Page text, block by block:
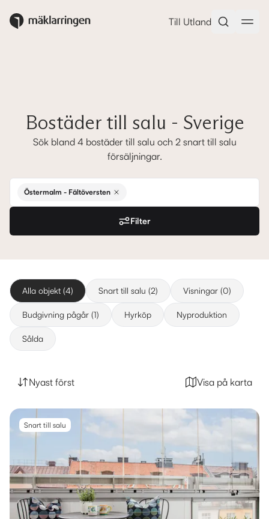
Till Utland
Bostäder till salu - Sverige
Sök bland 4 bostäder till salu och 2 snart till salu
försäljningar.
Östermalm - Fältöversten
Filter
Alla objekt (4) Snart till salu (2) Visningar (0)
Budgivning pågår (1) Hyrköp Nyproduktion
Sålda
Nyast först Visa på karta
Snart till salu